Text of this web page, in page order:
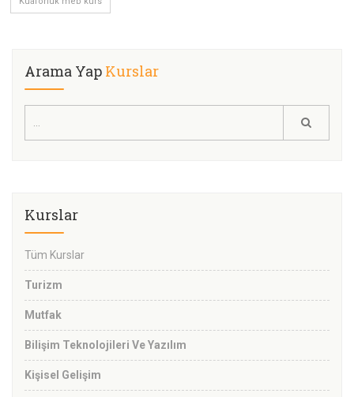
Arama Yap Kurslar
Kurslar
Tüm Kurslar
Turizm
Mutfak
Bilişim Teknolojileri Ve Yazılım
Kişisel Gelişim